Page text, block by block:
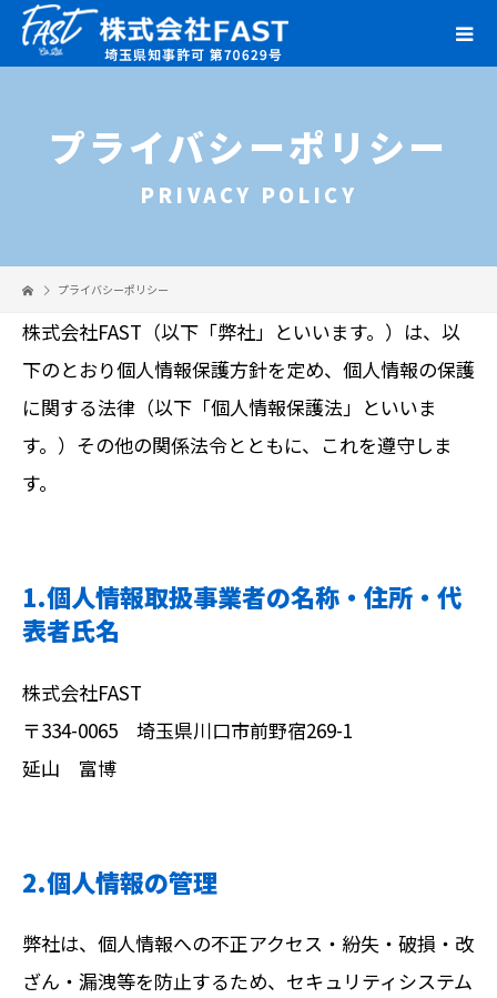
プライバシーポリシー
PRIVACY POLICY
プライバシーポリシー
株式会社FAST（以下「弊社」といいます。）は、以
下のとおり個人情報保護方針を定め、個人情報の保護
に関する法律（以下「個人情報保護法」といいま
す。）その他の関係法令とともに、これを遵守しま
す。
1.個人情報取扱事業者の名称・住所・代
表者氏名
株式会社FAST
〒334-0065 埼玉県川口市前野宿269-1
延山 富博
2.個人情報の管理
弊社は、個人情報への不正アクセス・紛失・破損・改
ざん・漏洩等を防止するため、セキュリティシステム